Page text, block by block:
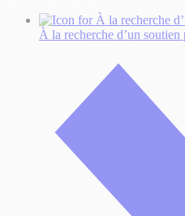
À la recherche d’un soutien